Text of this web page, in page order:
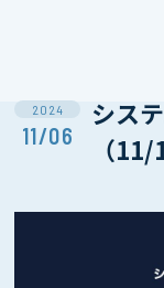
2024
11/06
シス
（